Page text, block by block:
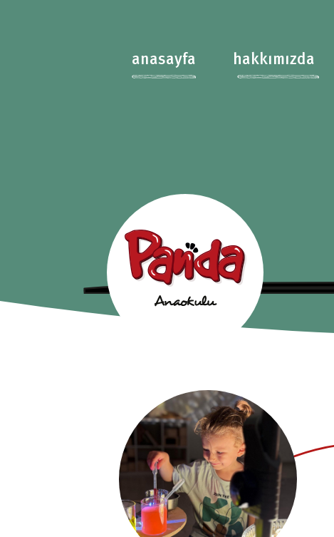
anasayfa hakkımızda